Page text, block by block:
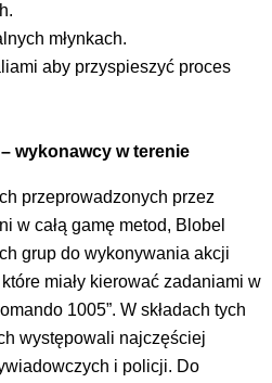
młynkach.
aby przyspieszyć proces
wykonawcy w terenie
przeprowadzonych przez
w całą gamę metod, Blobel
grup do wykonywania akcji
miały kierować zadaniami w
1005”. W składach tych
występowali najczęściej
i policji. Do